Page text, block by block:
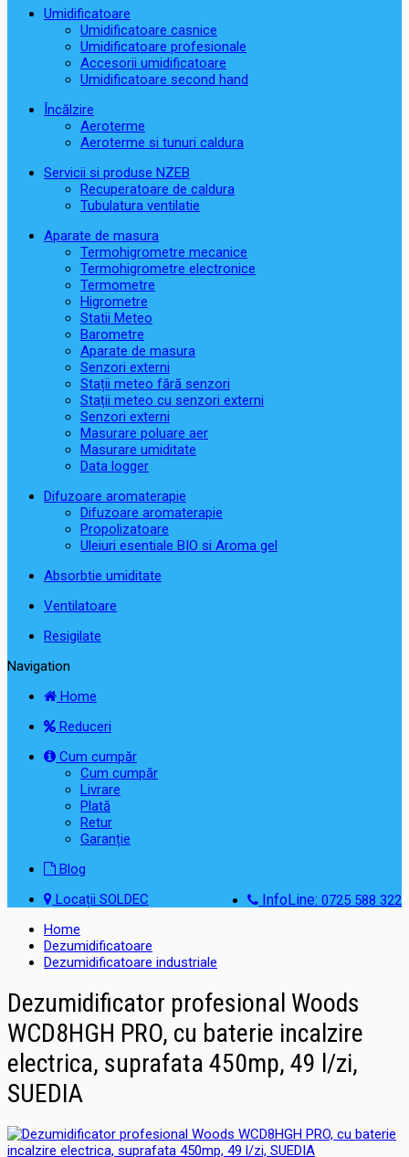
Umidificatoare
Umidificatoare casnice
Umidificatoare profesionale
Accesorii umidificatoare
Umidificatoare second hand
Încălzire
Aeroterme
Aeroterme si tunuri caldura
Servicii si produse NZEB
Recuperatoare de caldura
Tubulatura ventilatie
Aparate de masura
Termohigrometre mecanice
Termohigrometre electronice
Termometre
Higrometre
Statii Meteo
Barometre
Aparate de masura
Senzori externi
Stații meteo fără senzori
Stații meteo cu senzori externi
Senzori externi
Masurare poluare aer
Masurare umiditate
Data logger
Difuzoare aromaterapie
Difuzoare aromaterapie
Propolizatoare
Uleiuri esentiale BIO si Aroma gel
Absorbtie umiditate
Ventilatoare
Resigilate
Navigation
Home
Reduceri
Cum cumpăr
Cum cumpăr
Livrare
Plată
Retur
Garanție
Blog
InfoLine: 0725 588 322
Locații SOLDEC
Home
Dezumidificatoare
Dezumidificatoare industriale
Dezumidificator profesional Woods
WCD8HGH PRO, cu baterie incalzire
electrica, suprafata 450mp, 49 l/zi,
SUEDIA